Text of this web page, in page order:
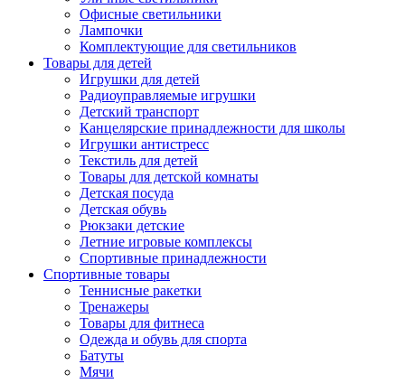
Офисные светильники
Лампочки
Комплектующие для светильников
Товары для детей
Игрушки для детей
Радиоуправляемые игрушки
Детский транспорт
Канцелярские принадлежности для школы
Игрушки антистресс
Текстиль для детей
Товары для детской комнаты
Детская посуда
Детская обувь
Рюкзаки детские
Летние игровые комплексы
Спортивные принадлежности
Спортивные товары
Теннисные ракетки
Тренажеры
Товары для фитнеса
Одежда и обувь для спорта
Батуты
Мячи